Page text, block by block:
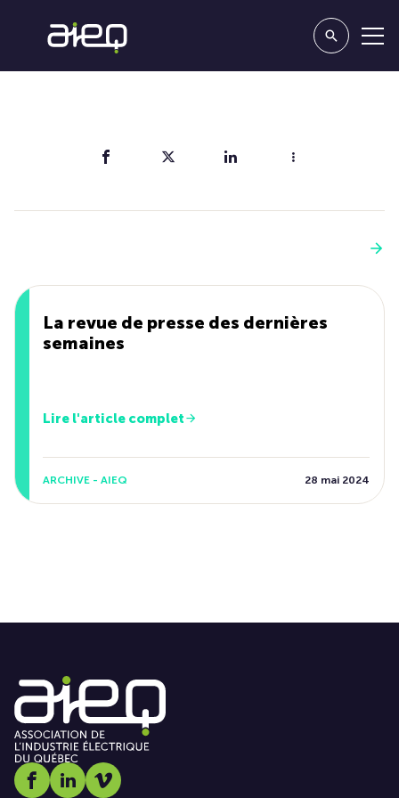
La revue de presse des dernières
semaines
Lire l'article complet
ARCHIVE - AIEQ 28 mai 2024
Social media link icon-facebook
Social media link icon-linkedin
Social media link icon-vimeo